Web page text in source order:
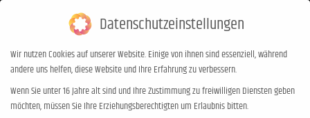
0,00€
Eltern-setzen-Grenzen1
Sie befinden sich hier:
Start Eltern-setzen-Grenzen1
Datenschutzeinstellungen
Wir nutzen Cookies auf unserer Website. Einige von ihnen sind essenziell, während
andere uns helfen, diese Website und Ihre Erfahrung zu verbessern.
Wenn Sie unter 16 Jahre alt sind und Ihre Zustimmung zu freiwilligen Diensten geben
möchten, müssen Sie Ihre Erziehungsberechtigten um Erlaubnis bitten.